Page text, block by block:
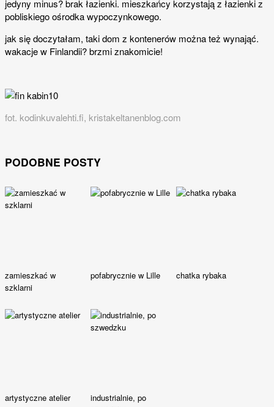
jedyny minus? brak łazienki. mieszkańcy korzystają z łazienki z
pobliskiego ośrodka wypoczynkowego.
jak się doczytałam, taki dom z kontenerów można też wynająć.
wakacje w Finlandii? brzmi znakomicie!
fot. kodinkuvalehti.fi, kristakeltanenblog.com
PODOBNE POSTY
zamieszkać w
szklarni
pofabrycznie w Lille chatka rybaka
artystyczne atelier
industrialnie, po